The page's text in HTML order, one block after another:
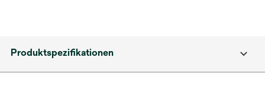
Produktspezifikationen